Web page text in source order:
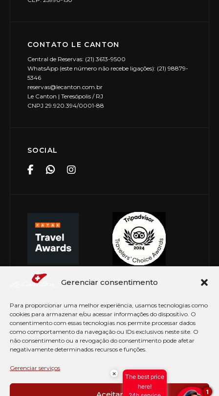
Gerenciar consentimento
Para proporcionar uma melhor experiência, usamos tecnologias como
cookies para armazenar e/ou acessar informações do dispositivo. O
consentimento com essas tecnologias nos permite processar dados
como comportamento da navegação ou IDs exclusivos neste site. O
não consentimento ou a revogação do consentimento pode afetar
negativamente determinados recursos e funções.
Gerenciar serviços
Aceitar
CONTATO LE CANTON
Central de Reservas: (21) 3613-9500
WhatsApp (este número não recebe ligações): (21) 98879-
5346
reservas@lecanton.com.br
Le Canton | Teresópolis / RJ
CNPJ 29.920.394/0001-88
SOCIAL
© Copyright 2026 Le Canton. Todos os direitos
PRÉ CHECK-IN
×
The best price
here!
1